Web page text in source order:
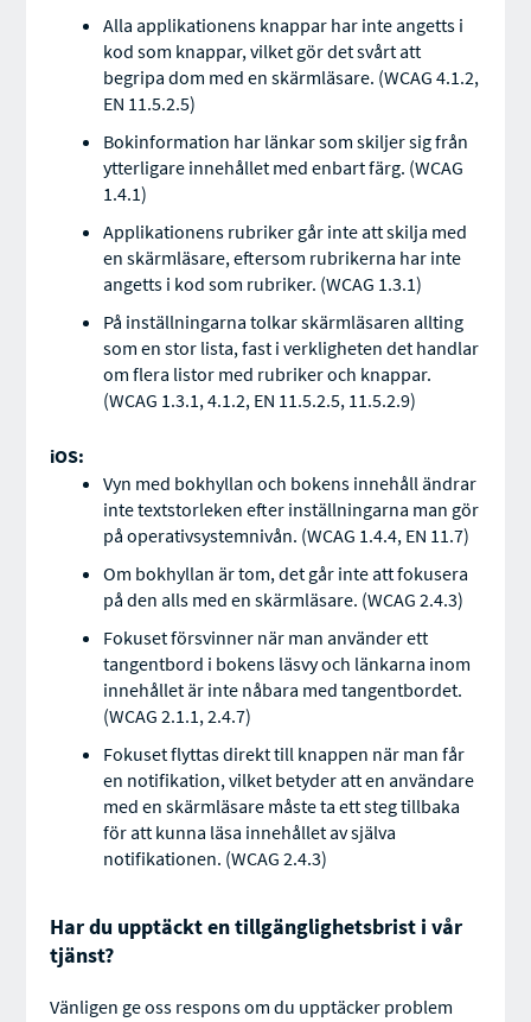
Alla applikationens knappar har inte angetts i
kod som knappar, vilket gör det svårt att
begripa dom med en skärmläsare. (WCAG 4.1.2,
EN 11.5.2.5)
Bokinformation har länkar som skiljer sig från
ytterligare innehållet med enbart färg. (WCAG
1.4.1)
Applikationens rubriker går inte att skilja med
en skärmläsare, eftersom rubrikerna har inte
angetts i kod som rubriker. (WCAG 1.3.1)
På inställningarna tolkar skärmläsaren allting
som en stor lista, fast i verkligheten det handlar
om flera listor med rubriker och knappar.
(WCAG 1.3.1, 4.1.2, EN 11.5.2.5, 11.5.2.9)
iOS:
Vyn med bokhyllan och bokens innehåll ändrar
inte textstorleken efter inställningarna man gör
på operativsystemnivån. (WCAG 1.4.4, EN 11.7)
Om bokhyllan är tom, det går inte att fokusera
på den alls med en skärmläsare. (WCAG 2.4.3)
Fokuset försvinner när man använder ett
tangentbord i bokens läsvy och länkarna inom
innehållet är inte nåbara med tangentbordet.
(WCAG 2.1.1, 2.4.7)
Fokuset flyttas direkt till knappen när man får
en notifikation, vilket betyder att en användare
med en skärmläsare måste ta ett steg tillbaka
för att kunna läsa innehållet av själva
notifikationen. (WCAG 2.4.3)
Har du upptäckt en tillgänglighetsbrist i vår
tjänst?
Vänligen ge oss respons om du upptäcker problem